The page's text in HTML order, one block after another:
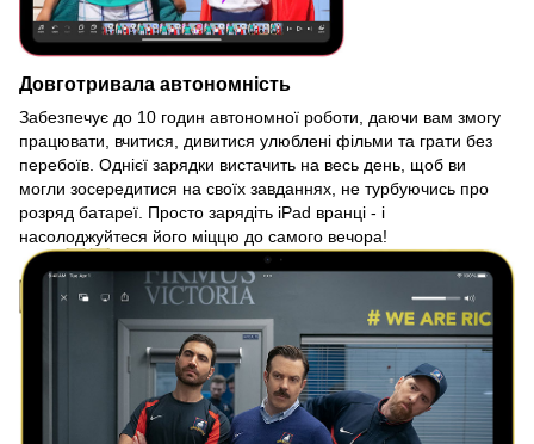
Довготривала автономність
Забезпечує до 10 годин автономної роботи, даючи вам змогу
працювати, вчитися, дивитися улюблені фільми та грати без
перебоїв. Однієї зарядки вистачить на весь день, щоб ви
могли зосередитися на своїх завданнях, не турбуючись про
розряд батареї. Просто зарядіть iPad вранці - і
насолоджуйтеся його міццю до самого вечора!